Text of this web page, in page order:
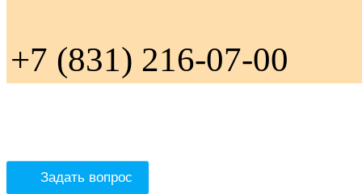
+7 (831) 216-07-00
Задать вопрос